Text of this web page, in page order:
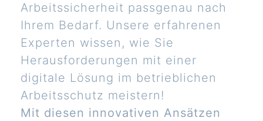
Arbeitssicherheit passgenau nach
Ihrem Bedarf. Unsere erfahrenen
Experten wissen, wie Sie
Herausforderungen mit einer
digitale Lösung im betrieblichen
Arbeitsschutz meistern!
Mit diesen innovativen Ansätzen